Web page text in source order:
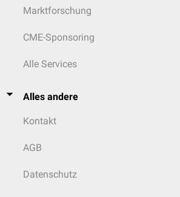
Marktforschung
CME-Sponsoring
Alle Services
Alles andere
Kontakt
AGB
Datenschutz